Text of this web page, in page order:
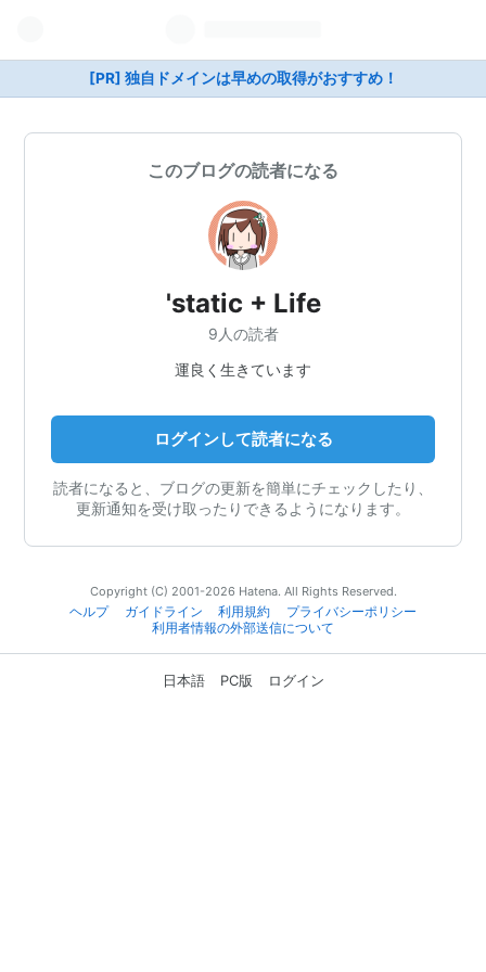
[PR] 独自ドメインは早めの取得がおすすめ！
このブログの読者になる
'static + Life
9人の読者
運良く生きています
ログインして読者になる
読者になると、ブログの更新を簡単にチェックしたり、
更新通知を受け取ったりできるようになります。
Copyright (C) 2001-2026 Hatena. All Rights Reserved.
ヘルプ
ガイドライン 利用規約
プライバシーポリシー
利用者情報の外部送信について
日本語 PC版 ログイン